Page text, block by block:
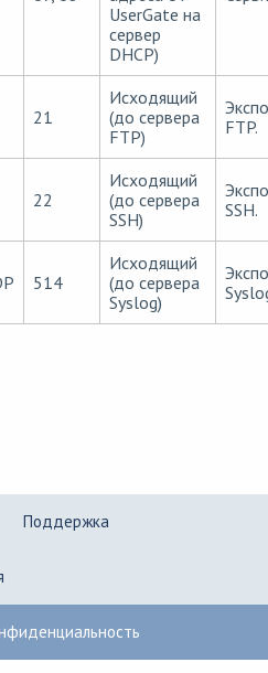
UserGate на
сервер
DHCP)
21
Исходящий
(до сервера
FTP)
FTP.
22
Исходящий
(до сервера
SSH)
SSH.
514
Исходящий
(до сервера
Syslog)
Поддержка